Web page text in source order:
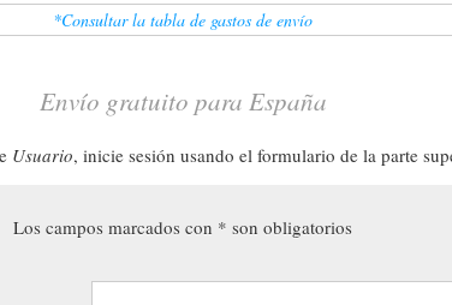
*Consultar la tabla de gastos de envío
Envío gratuito para España
Usuario, inicie sesión usando el formulario de la parte
Los campos marcados con * son obligatorios